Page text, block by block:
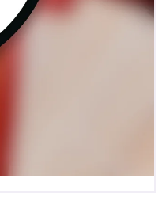
BASIC
Kč